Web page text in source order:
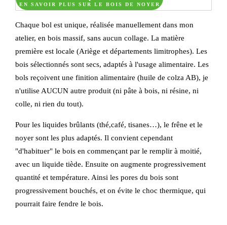
EN SAVOIR PLUS SUR LE BOIS DE NOYER
Chaque bol est unique, réalisée manuellement dans mon
atelier, en bois massif, sans aucun collage. La matière
première est locale (Ariège et départements limitrophes). Les
bois sélectionnés sont secs, adaptés à l'usage alimentaire. Les
bols reçoivent une finition alimentaire (huile de colza AB), je
n'utilise AUCUN autre produit (ni pâte à bois, ni résine, ni
colle, ni rien du tout).
Pour les liquides brûlants (thé,café, tisanes…), le frêne et le
noyer sont les plus adaptés. Il convient cependant
"d'habituer" le bois en commençant par le remplir à moitié,
avec un liquide tiède. Ensuite on augmente progressivement
quantité et température. Ainsi les pores du bois sont
progressivement bouchés, et on évite le choc thermique, qui
pourrait faire fendre le bois.